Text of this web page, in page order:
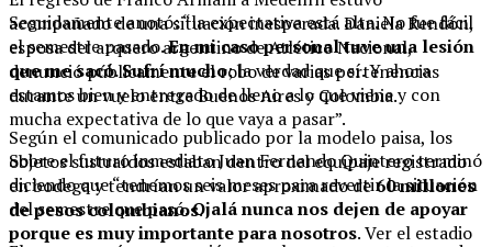
Seguidamente anotó: “la expectativa está alta. No fue fácil
el semestre pasado.En mi caso personal tuve una lesión
que me sacó. Sufrí mucho; la verdad que sí. Y ahora
estamos bien y entregado de lleno a lo que viene y con
mucha expectativa de lo que vaya a pasar”.
Sobre el futuro inmediato Juan Fernando Quintero terminó
diciendo que “tenemos seis meses para revertir la situación
del semestre que pasó.Ojalá nunca nos dejen de apoyar
porque es muy importante para nosotros. Ver el estadio
acompañado de una situación inesperada. Daniela Rendón,
esposa del arquero argentino de Atlético Nacional,
denunció públicamente el robo de varias pertenencias
durante un vuelo entre Buenos Aires y Colombia.
Según el comunicado publicado por la modelo paisa, los
objetos sustraídos estaban dentro del equipaje registrado
en bodega y tendrían un valor aproximado de60 millones
de pesos colombianos.